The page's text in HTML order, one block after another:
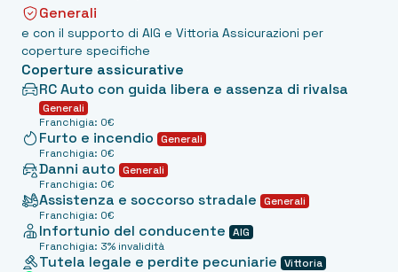
Generali
e con il supporto di AIG e Vittoria Assicurazioni per
coperture specifiche
Coperture assicurative
RC Auto con guida libera e assenza di rivalsa
Generali
Franchigia: 0€
Furto e incendio Generali
Franchigia: 0€
Danni auto Generali
Franchigia: 0€
Assistenza e soccorso stradale Generali
Franchigia: 0€
Infortunio del conducente AIG
Franchigia: 3% invalidità
Tutela legale e perdite pecuniarie Vittoria